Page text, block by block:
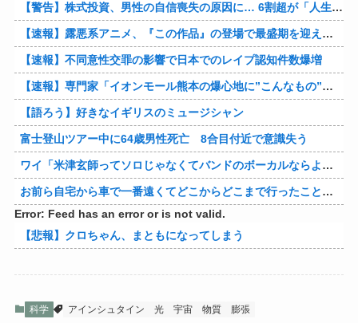
【警告】株式投資、男性の自信喪失の原因に… 6割超が「人生の敗者」自認
【速報】露悪系アニメ、『この作品』の登場で最盛期を迎えてしまう…
【速報】不同意性交罪の影響で日本でのレイプ認知件数爆増
【速報】専門家「イオンモール熊本の爆心地に”こんなもの”があったんだけど…」
【語ろう】好きなイギリスのミュージシャン
富士登山ツアー中に64歳男性死亡 8合目付近で意識失う
ワイ「米津玄師ってソロじゃなくてバンドのボーカルならよかったよね」
お前ら自宅から車で一番遠くてどこからどこまで行ったことある？
Error: Feed has an error or is not valid.
【悲報】クロちゃん、まともになってしまう
科学 アインシュタイン 光 宇宙 物質 膨張